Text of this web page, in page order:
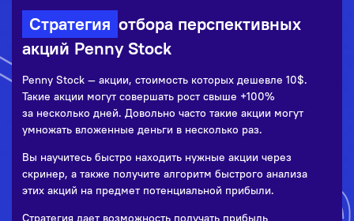
Стратегия отбора перспективных
акций Penny Stock
Penny Stock — акции, стоимость которых дешевле 10$.
Такие акции могут совершать рост свыше +100%
за несколько дней. Довольно часто такие акции могут
умножать вложенные деньги в несколько раз.
Вы научитесь быстро находить нужные акции через
скринер, а также получите алгоритм быстрого анализа
этих акций на предмет потенциальной прибыли.
Стратегия дает возможность получать прибыль